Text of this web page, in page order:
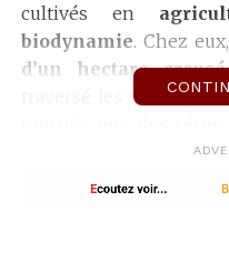
cultivés en
biodynamie. Chez
d’un hectare
traversé les siècles,
polar viticole avec
mercredi, de juin à